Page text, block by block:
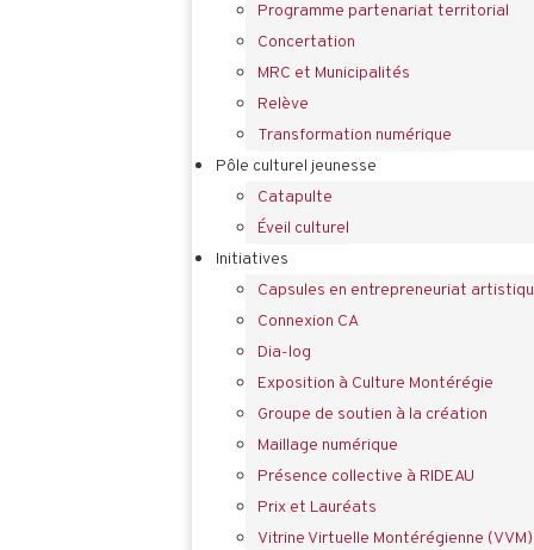
Programme partenariat territorial
Concertation
MRC et Municipalités
Relève
Transformation numérique
Pôle culturel jeunesse
Catapulte
Éveil culturel
Initiatives
Capsules en entrepreneuriat
Connexion CA
Dia-log
Exposition à Culture Montérégie
Groupe de soutien à la création
Maillage numérique
Présence collective à RIDEAU
Prix et Lauréats
Vitrine Virtuelle Montérégienne (VVM)